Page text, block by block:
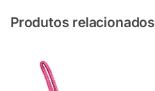
Produtos relacionados